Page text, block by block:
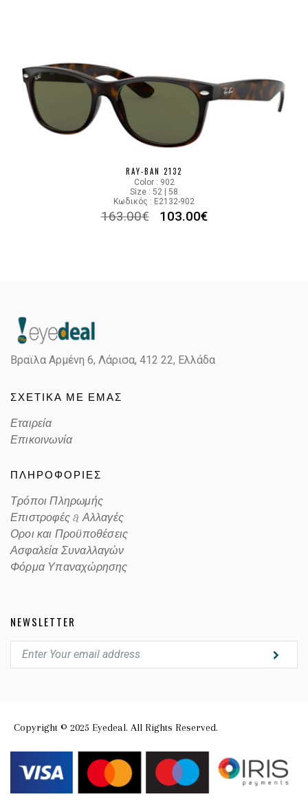
RAY-BAN 2132
Color : 902
Size : 52 | 58
Κωδικός : E2132-902
163.00€ 103.00€
Βραϊλα Αρμένη 6, Λάρισα, 412 22, Ελλάδα
ΣΧΕΤΙΚΑ ΜΕ ΕΜΑΣ
Εταιρεία
Επικοινωνία
ΠΛΗΡΟΦΟΡΙΕΣ
Τρόποι Πληρωμής
Επιστροφές & Αλλαγές
Οροι και Προϋποθέσεις
Ασφαλεία Συναλλαγών
Φόρμα Υπαναχώρησης
NEWSLETTER
Copyright © 2025 Eyedeal. All Rights Reserved.